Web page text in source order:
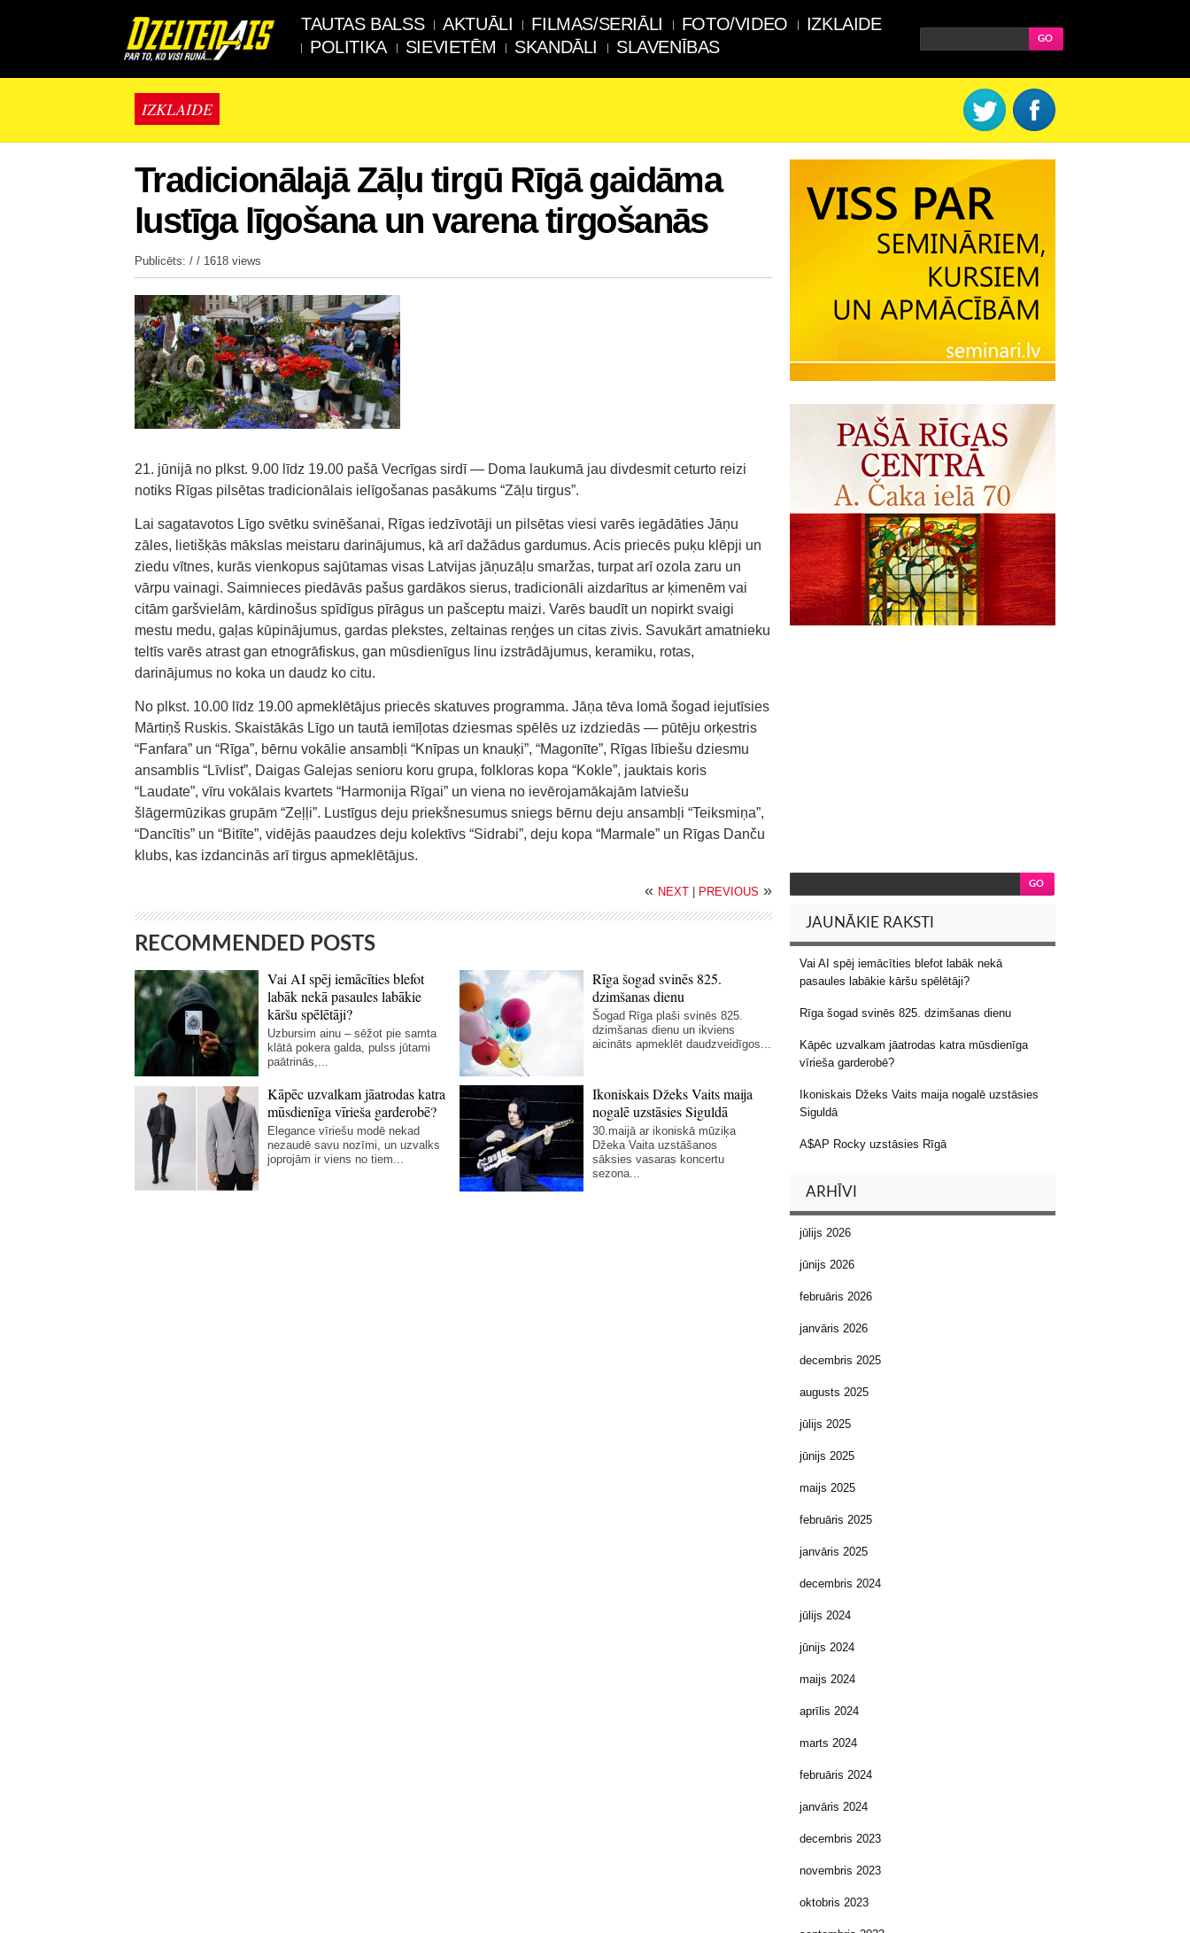
TAUTAS BALSS AKTUĀLI FILMAS/SERIĀLI FOTO/VIDEO
IZKLAIDE
POLITIKA
SIEVIETĒM SKANDĀLI SLAVENĪBAS
IZKLAIDE
Tradicionālajā Zāļu tirgū Rīgā gaidāma
lustīga līgošana un varena tirgošanās
Publicēts: / / 1618 views
21. jūnijā no plkst. 9.00 līdz 19.00 pašā Vecrīgas sirdī — Doma laukumā jau divdesmit ceturto reizi
notiks Rīgas pilsētas tradicionālais ielīgošanas pasākums “Zāļu tirgus”.
Lai sagatavotos Līgo svētku svinēšanai, Rīgas iedzīvotāji un pilsētas viesi varēs iegādāties Jāņu
zāles, lietišķās mākslas meistaru darinājumus, kā arī dažādus gardumus. Acis priecēs puķu klēpji un
ziedu vītnes, kurās vienkopus sajūtamas visas Latvijas jāņuzāļu smaržas, turpat arī ozola zaru un
vārpu vainagi. Saimnieces piedāvās pašus gardākos sierus, tradicionāli aizdarītus ar ķimenēm vai
citām garšvielām, kārdinošus spīdīgus pīrāgus un pašceptu maizi. Varēs baudīt un nopirkt svaigi
mestu medu, gaļas kūpinājumus, gardas plekstes, zeltainas reņģes un citas zivis. Savukārt amatnieku
teltīs varēs atrast gan etnogrāfiskus, gan mūsdienīgus linu izstrādājumus, keramiku, rotas,
darinājumus no koka un daudz ko citu.
No plkst. 10.00 līdz 19.00 apmeklētājus priecēs skatuves programma. Jāņa tēva lomā šogad iejutīsies
Mārtiņš Ruskis. Skaistākās Līgo un tautā iemīļotas dziesmas spēlēs uz izdziedās — pūtēju orķestris
“Fanfara” un “Rīga”, bērnu vokālie ansambļi “Knīpas un knauķi”, “Magonīte”, Rīgas lībiešu dziesmu
ansamblis “Līvlist”, Daigas Galejas senioru koru grupa, folkloras kopa “Kokle”, jauktais koris
“Laudate”, vīru vokālais kvartets “Harmonija Rīgai” un viena no ievērojamākajām latviešu
šlāgermūzikas grupām “Zeļļi”. Lustīgus deju priekšnesumus sniegs bērnu deju ansambļi “Teiksmiņa”,
“Dancītis” un “Bitīte”, vidējās paaudzes deju kolektīvs “Sidrabi”, deju kopa “Marmale” un Rīgas Danču
klubs, kas izdancinās arī tirgus apmeklētājus.
« NEXT PREVIOUS »
RECOMMENDED POSTS
Vai AI spēj iemācīties blefot
labāk nekā pasaules labākie
kāršu spēlētāji?
Uzbursim ainu – sēžot pie samta
klātā pokera galda, pulss jūtami
paātrinās,...
Rīga šogad svinēs 825.
dzimšanas dienu
Šogad Rīga plaši svinēs 825.
dzimšanas dienu un ikviens
aicināts apmeklēt daudzveidīgos...
Kāpēc uzvalkam jāatrodas katra
mūsdienīga vīrieša garderobē?
Elegance vīriešu modē nekad
nezaudē savu nozīmi, un uzvalks
joprojām ir viens no tiem...
Ikoniskais Džeks Vaits maija
nogalē uzstāsies Siguldā
30.maijā ar ikoniskā mūziķa
Džeka Vaita uzstāšanos
sāksies vasaras koncertu
sezona...
JAUNĀKIE RAKSTI
Vai AI spēj iemācīties blefot labāk nekā
pasaules labākie kāršu spēlētāji?
Rīga šogad svinēs 825. dzimšanas dienu
Kāpēc uzvalkam jāatrodas katra mūsdienīga
vīrieša garderobē?
Ikoniskais Džeks Vaits maija nogalē uzstāsies
Siguldā
A$AP Rocky uzstāsies Rīgā
ARHĪVI
jūlijs 2026
jūnijs 2026
februāris 2026
janvāris 2026
decembris 2025
augusts 2025
jūlijs 2025
jūnijs 2025
maijs 2025
februāris 2025
janvāris 2025
decembris 2024
jūlijs 2024
jūnijs 2024
maijs 2024
aprīlis 2024
marts 2024
februāris 2024
janvāris 2024
decembris 2023
novembris 2023
oktobris 2023